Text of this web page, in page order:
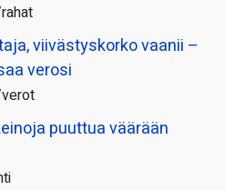
viivästyskorko vaanii –
verosi
puuttua väärään